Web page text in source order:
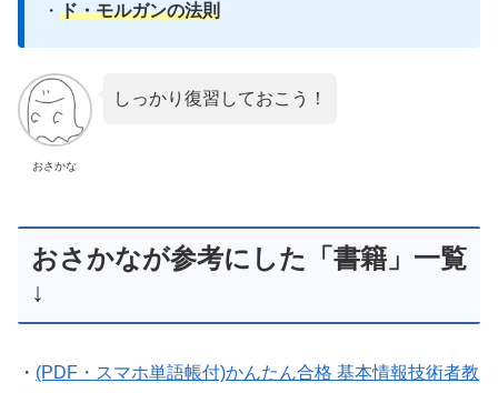
・ ド・モルガンの法則
おさかな
しっかり復習しておこう！
おさかなが参考にした「書籍」一覧
↓
・ (PDF・スマホ単語帳付)かんたん合格 基本情報技術者教